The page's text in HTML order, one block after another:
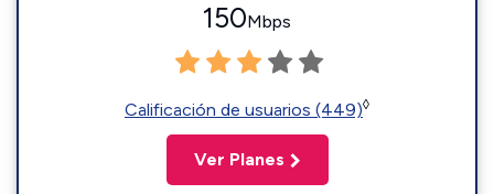
150Mbps
Calificación de usuarios (449)◊
Ver Planes